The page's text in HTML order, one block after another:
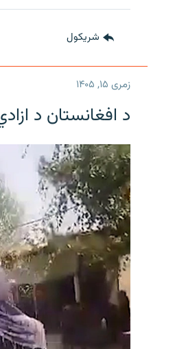
شريکول
زمری ۱۵, ۱۴۰۵
د افغانستان د